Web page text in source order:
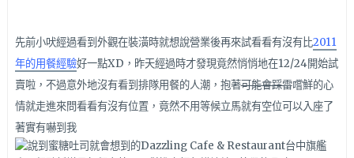
先前小吠經過看到外觀在裝潢時就想說營業後再來試看看有沒有比2011
年的用餐經驗好一點XD，昨天經過時才發現竟然悄悄地在12/24開始試
賣啦，不過意外地沒有看到排隊用餐的人潮，抱著可能會踩雷嚐鮮的心
情就走進來問看看有沒有位置，竟然不用等候立馬就有空位可以入座了
著實有嚇到我